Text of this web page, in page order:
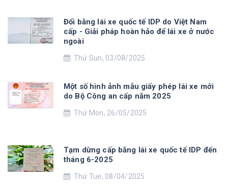
Đổi bằng lái xe quốc tế IDP do Việt Nam
cấp - Giải pháp hoàn hảo để lái xe ở nước
ngoài
Thứ Sun, 03/08/2025
Một số hình ảnh mẫu giấy phép lái xe mới
do Bộ Công an cấp năm 2025
Thứ Mon, 26/05/2025
Tạm dừng cấp bằng lái xe quốc tế IDP đến
tháng 6-2025
Thứ Tue, 08/04/2025